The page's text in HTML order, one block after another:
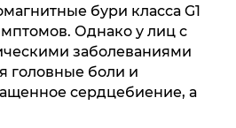
бури класса G1
Однако у лиц с
заболеваниями
головные боли и
сердцебиение, а